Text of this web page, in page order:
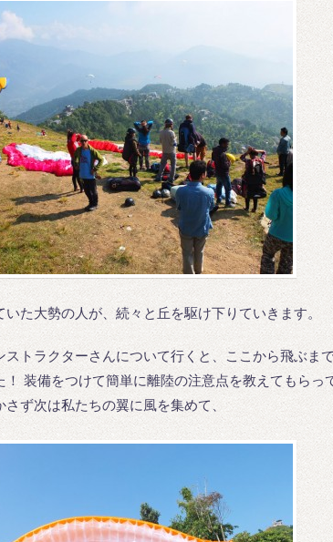
いた大勢の人が、続々と丘を駆け下りていきます。
ストラクターさんについて行くと、ここから飛ぶま
！ 装備をつけて簡単に離陸の注意点を教えてもらっ
さず次は私たちの翼に風を集めて、